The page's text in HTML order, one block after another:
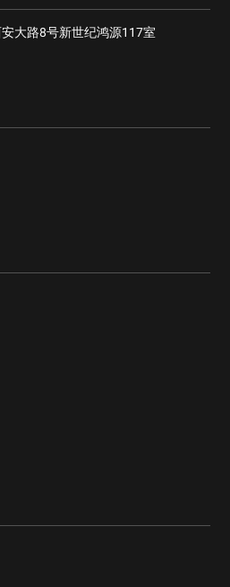
大路8号新世纪鸿源117室